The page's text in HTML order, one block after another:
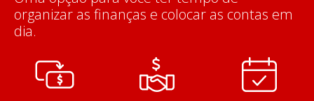
organizar as finanças e colocar as contas em
dia.